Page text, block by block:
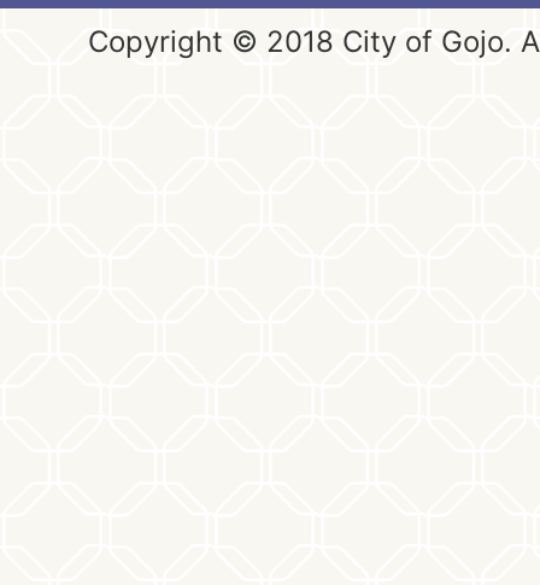
Copyright © 2018 City of Gojo.